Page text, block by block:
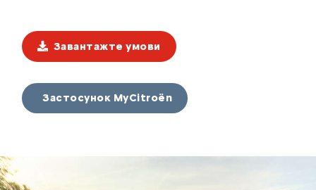
Завантажте умови
Застосунок MyCitroën